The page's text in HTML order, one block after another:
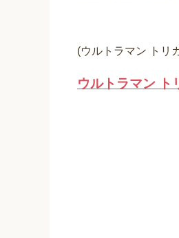
(ウルトラマン トリ
ウルトラマン ト